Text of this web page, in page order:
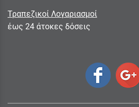
Τραπεζικοί Λογαριασμοί
έως 24 άτοκες δόσεις